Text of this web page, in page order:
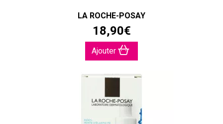
LA ROCHE-POSAY
18,90€
Ajouter